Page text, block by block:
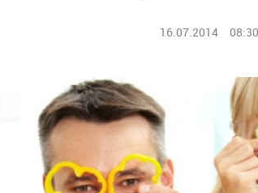
16.07.2014 08:30